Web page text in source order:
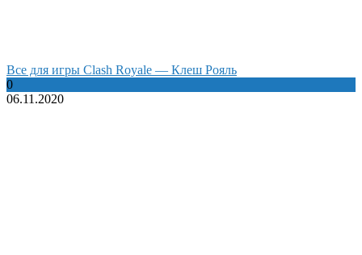
Все для игры Clash Royale — Клеш Рояль
0
06.11.2020